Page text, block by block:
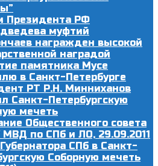
Президента РФ
муфтий
награжден высокой
наградой
памятника Мусе
в Санкт-Петербурге
РТ Р.Н. Минниханов
Санкт-Петербургскую
мечеть
Общественного совета
МВД по СПб и ЛО, 29.09.2011
СПб в Санкт-
Соборную мечеть